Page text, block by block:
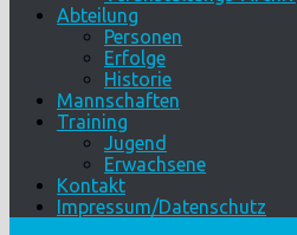
Abteilung
Personen
Erfolge
Historie
Mannschaften
Training
Jugend
Erwachsene
Kontakt
Impressum/Datenschutz